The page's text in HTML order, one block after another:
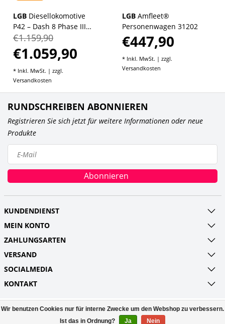
LGB Diesellokomotive
P42 – Dash 8 Phase III
zum 50-jährigen
Jubiläum
€1.159,90
€1.059,90
* Inkl. MwSt. | zzgl.
Versandkosten
LGB Amfleet®
Personenwagen 31202
€447,90
* Inkl. MwSt. | zzgl.
Versandkosten
RUNDSCHREIBEN ABONNIEREN
Registrieren Sie sich jetzt für weitere Informationen oder neue
Produkte
Abonnieren
KUNDENDIENST
MEIN KONTO
ZAHLUNGSARTEN
VERSAND
SOCIALMEDIA
KONTAKT
© Copyright 2026 Railroads and more UG
(haftungsbeschränkt) Powered byLightspeed
Wir benutzen Cookies nur für interne Zwecke um den Webshop zu verbessern.
Ist das in Ordnung?
Ja Nein